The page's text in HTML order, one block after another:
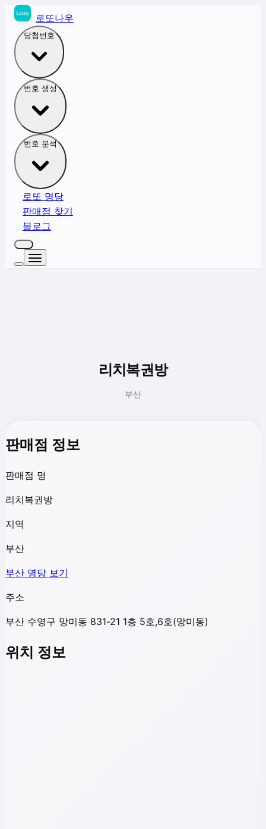
로또나우
당첨번호
번호 생성
번호 분석
로또 명당
판매점 찾기
블로그
리치복권방
부산
판매점 정보
판매점 명
리치복권방
지역
부산
부산 명당 보기
주소
부산 수영구 망미동 831-21 1층 5호,6호(망미동)
위치 정보